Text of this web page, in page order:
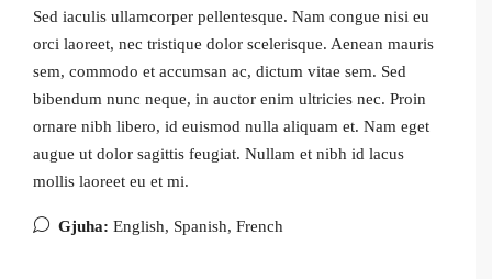
Sed iaculis ullamcorper pellentesque. Nam congue nisi eu
orci laoreet, nec tristique dolor scelerisque. Aenean mauris
sem, commodo et accumsan ac, dictum vitae sem. Sed
bibendum nunc neque, in auctor enim ultricies nec. Proin
ornare nibh libero, id euismod nulla aliquam et. Nam eget
augue ut dolor sagittis feugiat. Nullam et nibh id lacus
mollis laoreet eu et mi.
Gjuha: English, Spanish, French